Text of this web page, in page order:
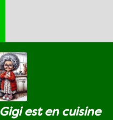
Gigi est en cuisine